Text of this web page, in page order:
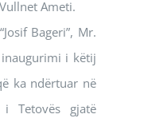
Ameti.
Bageri”, Mr.
inaugurimi i këtij
ka ndërtuar në
i Tetovës gjatë